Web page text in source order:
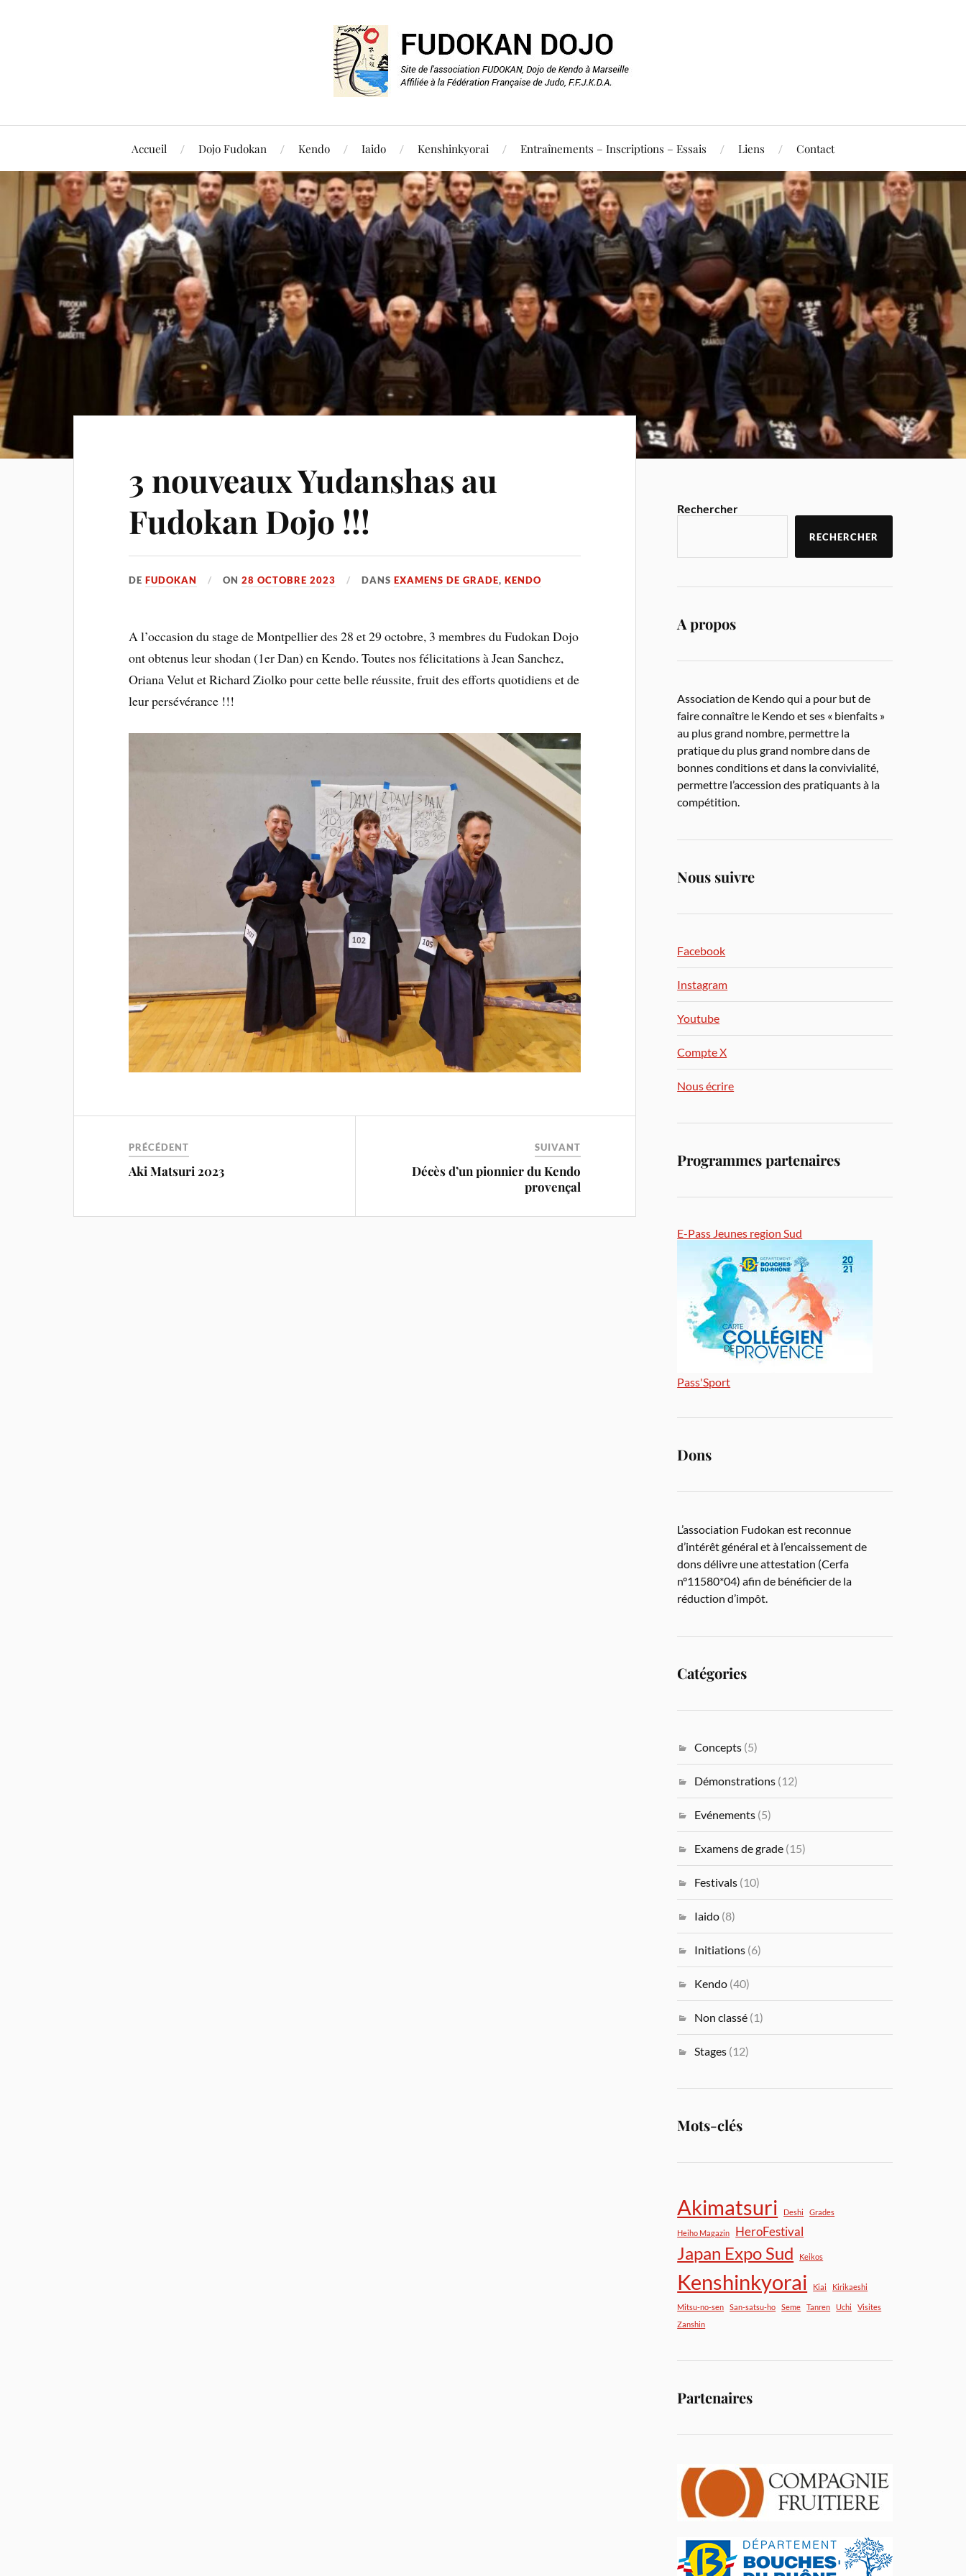
Accueil Dojo Fudokan Kendo Iaido Kenshinkyorai Entraînements – Inscriptions – Essais Liens Contact
3 nouveaux Yudanshas au
Fudokan Dojo !!!
DEFUDOKAN ON28 OCTOBRE 2023 DANSEXAMENS DE GRADE,KENDO
A l’occasion du stage de Montpellier des 28 et 29 octobre, 3 membres du Fudokan Dojo
ont obtenus leur shodan (1er Dan) en Kendo. Toutes nos félicitations à Jean Sanchez,
Oriana Velut et Richard Ziolko pour cette belle réussite, fruit des efforts quotidiens et de
leur persévérance !!!
PRÉCÉDENT
Aki Matsuri 2023
SUIVANT
Décès d’un pionnier du Kendo
provençal
Rechercher
RECHERCHER
A propos
Association de Kendo qui a pour but de
faire connaître le Kendo et ses « bienfaits »
au plus grand nombre, permettre la
pratique du plus grand nombre dans de
bonnes conditions et dans la convivialité,
permettre l’accession des pratiquants à la
compétition.
Nous suivre
Facebook
Instagram
Youtube
Compte X
Nous écrire
Programmes partenaires
E-Pass Jeunes region Sud
Pass'Sport
Dons
L’association Fudokan est reconnue
d’intérêt général et à l’encaissement de
dons délivre une attestation (Cerfa
n°11580*04) afin de bénéficier de la
réduction d’impôt.
Catégories
Concepts (5)
Démonstrations (12)
Evénements (5)
Examens de grade (15)
Festivals (10)
Iaido (8)
Initiations (6)
Kendo (40)
Non classé (1)
Stages (12)
Mots-clés
Akimatsuri Deshi Grades
Heiho Magazin HeroFestival
Japan Expo Sud Keikos
Kenshinkyorai Kiai Kirikaeshi
Mitsu-no-sen San-satsu-ho Seme Tanren Uchi
Visites
Zanshin
Partenaires